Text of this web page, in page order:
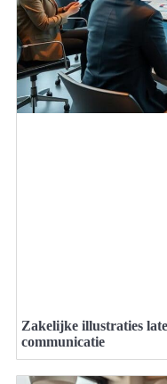
Zakelijke illustraties
communicatie